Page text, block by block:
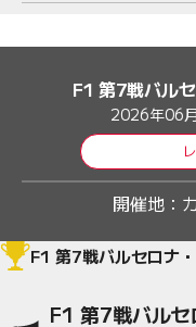
F1 第7戦バル
2026年06
開催地：
F1 第7戦バルセロナ
F1 第7戦バル